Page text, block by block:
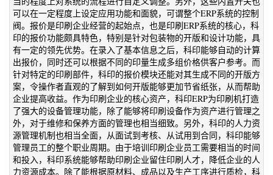
可以在一定程度上设定应用功能和面貌，可谓整个ERP系统的控制
阀。报价是印刷企业经营的起始点，也是印刷ERP系统的核心，科
印的报价功能颇具特色，特别是针对包装物的开版和设计功能，具
有一定的领先优势。在录入了基本信息之后，科印能够自动的计算
出报价，同时还可以根据不同的印量生成多组价格供客户参考。而
针对特定的印刷部件，科印的报价模块还能对其生成不同的开版方
案，令操作者直观的了解到如何开版能够更加节省纸张，从而帮助
企业提高收益。作为印刷企业的核心资产，科印ERP为印刷机打造
了强大的设备管理功能，除了能够将印刷设备作为资产进行管理之
外，对于维修和保养方面的管理也相当细致。另外，科印的人力资
源管理机制也相当全面，从面试到考核、从试用到合同，科印能够
管理员工的整个职业周期。由于培训印刷企业员工需要相当的时间
和投入，科印系统能够帮助印刷企业留住印刷人才，降低企业的人
力资源成本。除了能根据原材料、成品以及生产工序进行质检，科